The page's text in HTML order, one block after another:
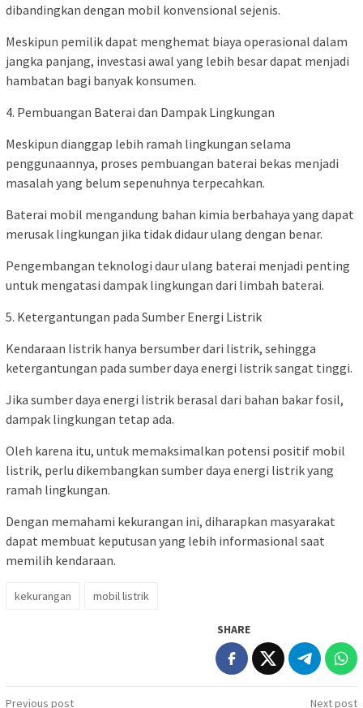
dibandingkan dengan mobil konvensional sejenis.
Meskipun pemilik dapat menghemat biaya operasional dalam
jangka panjang, investasi awal yang lebih besar dapat menjadi
hambatan bagi banyak konsumen.
4. Pembuangan Baterai dan Dampak Lingkungan
Meskipun dianggap lebih ramah lingkungan selama
penggunaannya, proses pembuangan baterai bekas menjadi
masalah yang belum sepenuhnya terpecahkan.
Baterai mobil mengandung bahan kimia berbahaya yang dapat
merusak lingkungan jika tidak didaur ulang dengan benar.
Pengembangan teknologi daur ulang baterai menjadi penting
untuk mengatasi dampak lingkungan dari limbah baterai.
5. Ketergantungan pada Sumber Energi Listrik
Kendaraan listrik hanya bersumber dari listrik, sehingga
ketergantungan pada sumber daya energi listrik sangat tinggi.
Jika sumber daya energi listrik berasal dari bahan bakar fosil,
dampak lingkungan tetap ada.
Oleh karena itu, untuk memaksimalkan potensi positif mobil
listrik, perlu dikembangkan sumber daya energi listrik yang
ramah lingkungan.
Dengan memahami kekurangan ini, diharapkan masyarakat
dapat membuat keputusan yang lebih informasional saat
memilih kendaraan.
kekurangan mobil listrik
SHARE
Previous post Next post